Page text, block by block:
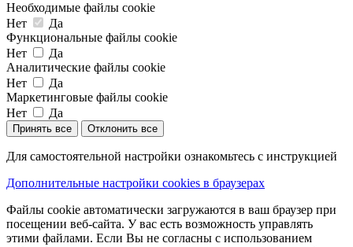
Необходимые файлы cookie
Нет
Да
Функциональные файлы cookie
Нет
Да
Аналитические файлы cookie
Нет
Да
Маркетинговые файлы cookie
Нет
Да
Принять все Отклонить все
Для самостоятельной настройки ознакомьтесь с инструкцией
Дополнительные настройки cookies в браузерах
Файлы cookie автоматически загружаются в ваш браузер при
посещении веб-сайта. У вас есть возможность управлять
этими файлами. Если Вы не согласны с использованием